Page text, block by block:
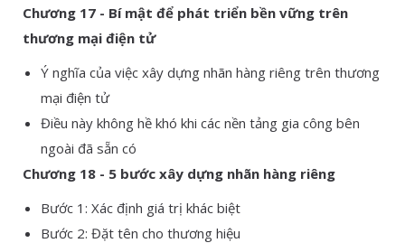
Chương 17 - Bí mật để phát triển bền vững trên
thương mại điện tử
Ý nghĩa của việc xây dựng nhãn hàng riêng trên thương
mại điện tử
Điều này không hề khó khi các nền tảng gia công bên
ngoài đã sẵn có
Chương 18 - 5 bước xây dựng nhãn hàng riêng
Bước 1: Xác định giá trị khác biệt
Bước 2: Đặt tên cho thương hiệu